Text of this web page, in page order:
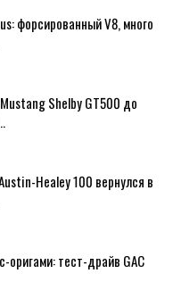
форсированный V8, много
Shelby GT500 до
Healey 100 вернулся в
оригами: тест-драйв GAC